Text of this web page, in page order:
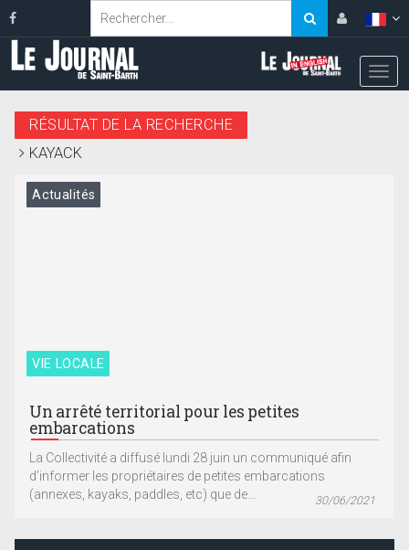
RÉSULTAT DE LA RECHERCHE
KAYACK
VIE LOCALE
Actualités
Un arrêté territorial pour les petites
embarcations
La Collectivité a diffusé lundi 28 juin un communiqué afin
d’informer les propriétaires de petites embarcations
(annexes, kayaks, paddles, etc) que de...
30/06/2021